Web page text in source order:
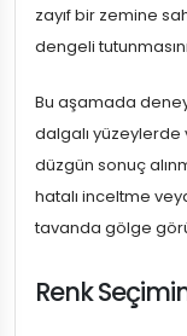
zayıf bir zemine
dengeli
Bu aşamada
dalgalı
düzgün sonuç
hatalı inceltme
tavanda gölge
Renk